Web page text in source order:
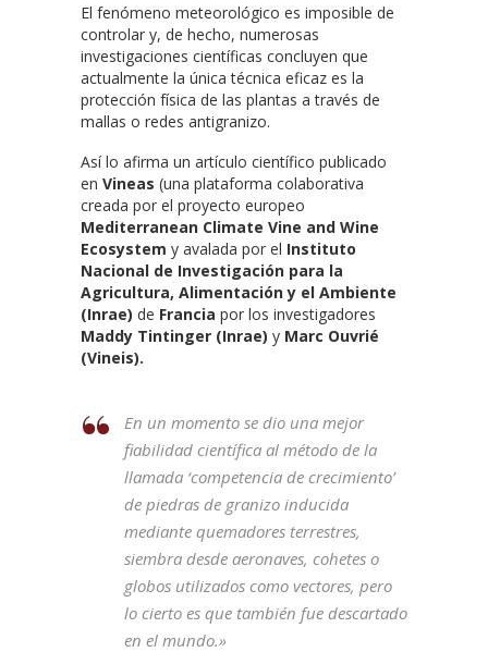
El fenómeno meteorológico es imposible de
controlar y, de hecho, numerosas
investigaciones científicas concluyen que
actualmente la única técnica eficaz es la
protección física de las plantas a través de
mallas o redes antigranizo.
Así lo afirma un artículo científico publicado
en Vineas (una plataforma colaborativa
creada por el proyecto europeo
Mediterranean Climate Vine and Wine
Ecosystem y avalada por el Instituto
Nacional de Investigación para la
Agricultura, Alimentación y el Ambiente
(Inrae) de Francia por los investigadores
Maddy Tintinger (Inrae) y Marc Ouvrié
(Vineis).
En un momento se dio una mejor
fiabilidad científica al método de la
llamada ‘competencia de crecimiento’
de piedras de granizo inducida
mediante quemadores terrestres,
siembra desde aeronaves, cohetes o
globos utilizados como vectores, pero
lo cierto es que también fue descartado
en el mundo.»